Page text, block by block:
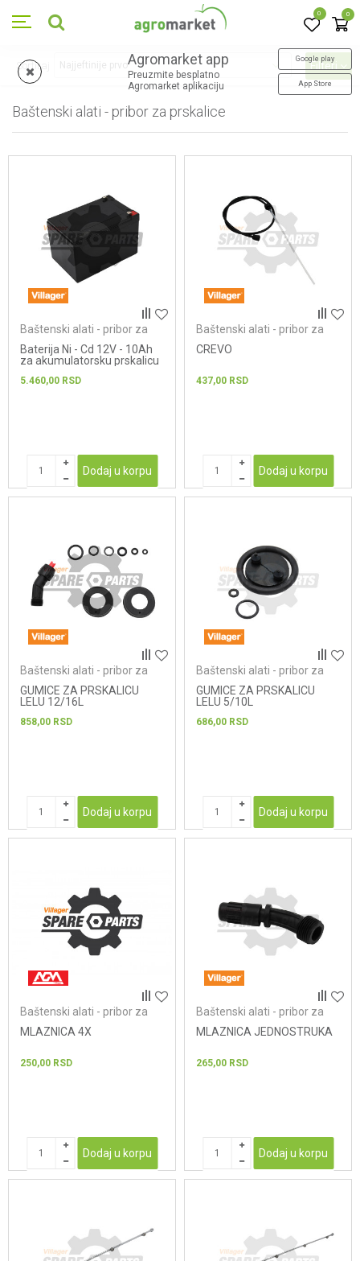
0 0
Agromarket app
Preuzmite besplatno
Agromarket aplikaciju
Google play
App Store
Baštenski alati - pribor za prskalice
Sortiraj Filteri
Baštenski alati - pribor za
Baterija Ni - Cd 12V - 10Ah
za akumulatorsku prskalicu
5.460,00 RSD
Dodaj u korpu
Baštenski alati - pribor za
CREVO
437,00 RSD
Dodaj u korpu
Baštenski alati - pribor za
GUMICE ZA PRSKALICU
LELU 12/16L
858,00 RSD
Dodaj u korpu
Baštenski alati - pribor za
GUMICE ZA PRSKALICU
LELU 5/10L
686,00 RSD
Dodaj u korpu
Baštenski alati - pribor za
MLAZNICA 4X
250,00 RSD
Dodaj u korpu
Baštenski alati - pribor za
MLAZNICA JEDNOSTRUKA
265,00 RSD
Dodaj u korpu